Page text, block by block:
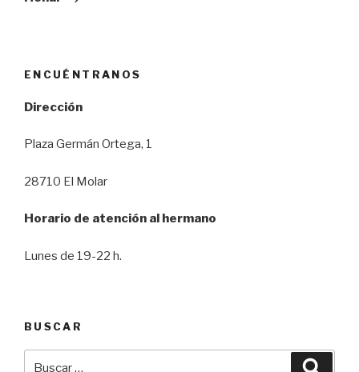
ENCUÉNTRANOS
Dirección
Plaza Germán Ortega, 1
28710 El Molar
Horario de atención al hermano
Lunes de 19-22 h.
BUSCAR